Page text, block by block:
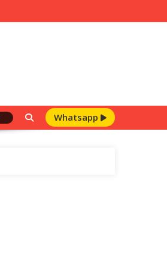
Whatsapp